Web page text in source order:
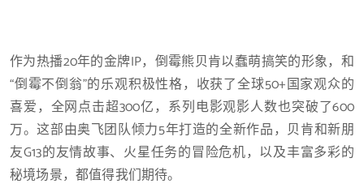
作为热播20年的金牌IP，倒霉熊贝肯以蠢萌搞笑的形象，和
“倒霉不倒翁”的乐观积极性格，收获了全球50+国家观众的
喜爱，全网点击超300亿，系列电影观影人数也突破了600
万。这部由奥飞团队倾力5年打造的全新作品，贝肯和新朋
友G13的友情故事、火星任务的冒险危机，以及丰富多彩的
秘境场景，都值得我们期待。